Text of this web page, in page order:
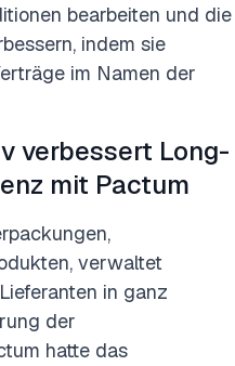
bearbeiten und die
indem sie
im Namen der
verbessert Long-
mit Pactum
verwaltet
in ganz
der
hatte das